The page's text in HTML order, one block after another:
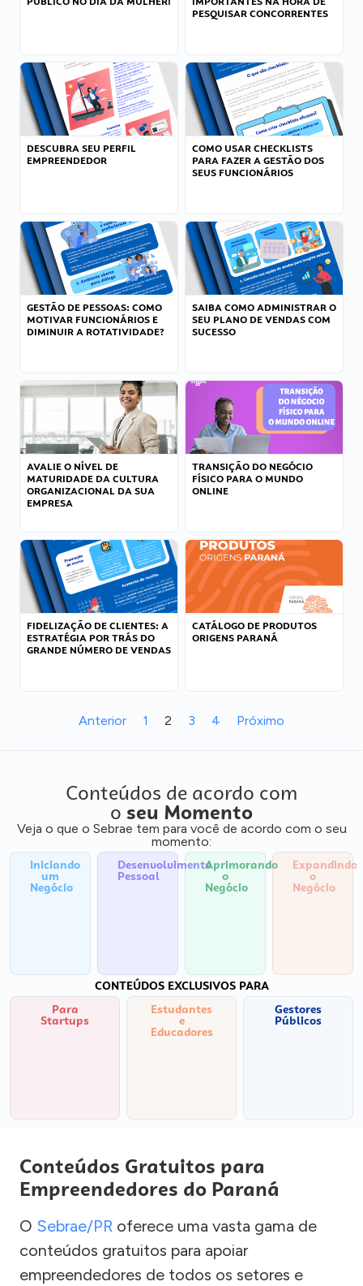
PESQUISAR CONCORRENTES
DESCUBRA SEU PERFIL
EMPREENDEDOR
COMO USAR CHECKLISTS
PARA FAZER A GESTÃO DOS
SEUS FUNCIONÁRIOS
GESTÃO DE PESSOAS: COMO
MOTIVAR FUNCIONÁRIOS E
DIMINUIR A ROTATIVIDADE?
SAIBA COMO ADMINISTRAR O
SEU PLANO DE VENDAS COM
SUCESSO
AVALIE O NÍVEL DE
MATURIDADE DA CULTURA
ORGANIZACIONAL DA SUA
EMPRESA
TRANSIÇÃO DO NEGÓCIO
FÍSICO PARA O MUNDO
ONLINE
FIDELIZAÇÃO DE CLIENTES: A
ESTRATÉGIA POR TRÁS DO
GRANDE NÚMERO DE VENDAS
CATÁLOGO DE PRODUTOS
ORIGENS PARANÁ
Anterior 1 2 3 4 Próximo
Conteúdos de acordo com
o seu Momento
Veja o que o Sebrae tem para você de acordo com o seu
momento:
Iniciando
um
Negócio
Desenvolvimento
Pessoal
Aprimorando
o
Negócio
Expandindo
o
Negócio
CONTEÚDOS EXCLUSIVOS PARA
Para
Startups
Estudantes
e
Educadores
Gestores
Públicos
Conteúdos Gratuitos para
Empreendedores do Paraná
O Sebrae/PR oferece uma vasta gama de
conteúdos gratuitos para apoiar
empreendedores de todos os setores e